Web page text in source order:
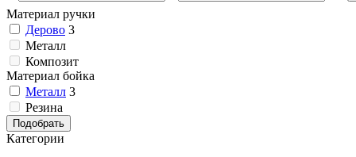
Материал ручки
Дерово 3
Металл
Композит
Материал бойка
Металл 3
Резина
Категории